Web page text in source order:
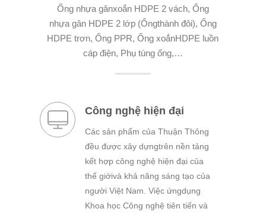
Ống nhựa gânxoắn HDPE 2 vách, Ống
nhựa gân HDPE 2 lớp (Ốngthành đôi), Ống
HDPE trơn, Ống PPR, Ống xoắnHDPE luồn
cáp điện, Phụ tùng ống,…
Công nghệ hiện đại
Các sản phẩm của Thuận Thông
đều được xây dựngtrên nền tảng
kết hợp công nghệ hiện đại của
thế giớivà khả năng sáng tạo của
người Việt Nam. Việc ứngdụng
Khoa học Công nghệ tiên tiến và